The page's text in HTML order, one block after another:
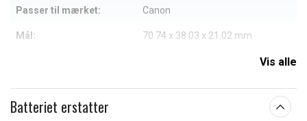
Passer til mærket: Canon
Mål: 70.74 x 38.03 x 21.02 mm
Vis alle
Batteriet erstatter